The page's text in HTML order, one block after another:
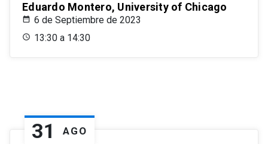
Eduardo Montero, University of Chicago
6 de Septiembre de 2023
13:30 a 14:30
31 AGO